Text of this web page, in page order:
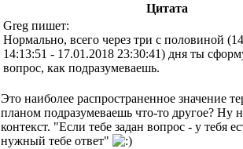
Цитата
Greg пишет:
Нормально, всего через три с половиной
14:13:51 - 17.01.2018 23:30:41) дня ты
вопрос, как подразумеваешь.
Это наиболее распространенное значение
планом подразумеваешь что-то другое? Ну
контекст. "Если тебе задан вопрос - у тебя
нужный тебе ответ"